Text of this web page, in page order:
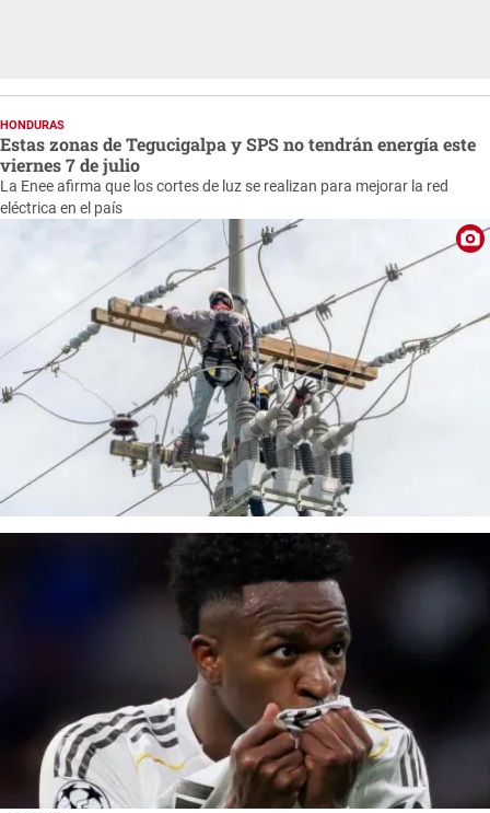
HONDURAS
Estas zonas de Tegucigalpa y SPS no tendrán energía este
viernes 7 de julio
La Enee afirma que los cortes de luz se realizan para mejorar la red
eléctrica en el país